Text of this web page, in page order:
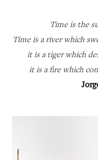
Time is the
Time is a river which
it is a tiger which
it is a fire which